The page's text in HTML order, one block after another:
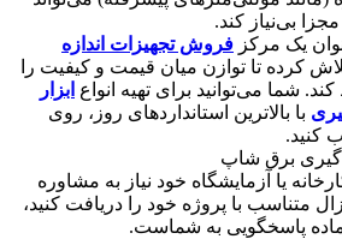
بی‌نیاز کند.
یک مرکز فروش تجهیزات اندازه
کرده تا توازن میان قیمت و کیفیت را
شما می‌توانید برای تهیه انواع ابزار
با بالاترین استانداردهای روز، روی
کنید.
گیری برق شاپ
یا آزمایشگاه خود نیاز به مشاوره
متناسب با پروژه خود را دریافت کنید،
پاسخگویی به شماست.